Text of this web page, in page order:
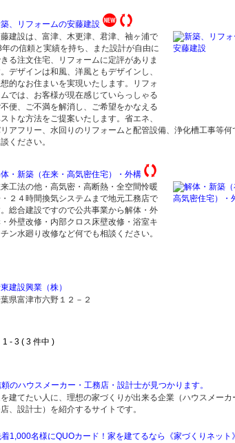
、リフォームの安藤建設
建設は、富津、木更津、君津、袖ヶ浦で
年の信頼と実績を持ち、また設計が自由に
る注文住宅、リフォームに定評がありま
デザインは和風、洋風ともデザインし、
的なお住まいを実現いたします。リフォ
では、お客様が現在感じていらっしゃる
便、ご不満を解消し、ご希望をかなえる
トな方法をご提案いたします。省エネ、
アフリー、水回りのリフォームと配管設備、浄化槽工事等何
ください。
・新築（在来・高気密住宅）・外構
工法の他・高気密・高断熱・全空間怜暖
２４時間換気システムまで地元工務店で
総合建設ですので公共事業から解体・外
外壁改修・内部クロス床壁改修・浴室キ
ン水廻り改修など何でも相談ください。
建設興業（株）
県富津市六野１２－２
3 ( 3 件中 )
のハウスメーカー・工務店・設計士が見つかります。
建てたい人に、理想の家づくりが出来る企業（ハウスメーカ
、設計士）を紹介するサイトです。
1,000名様にQUOカード！家を建てるなら《家づくりネット》